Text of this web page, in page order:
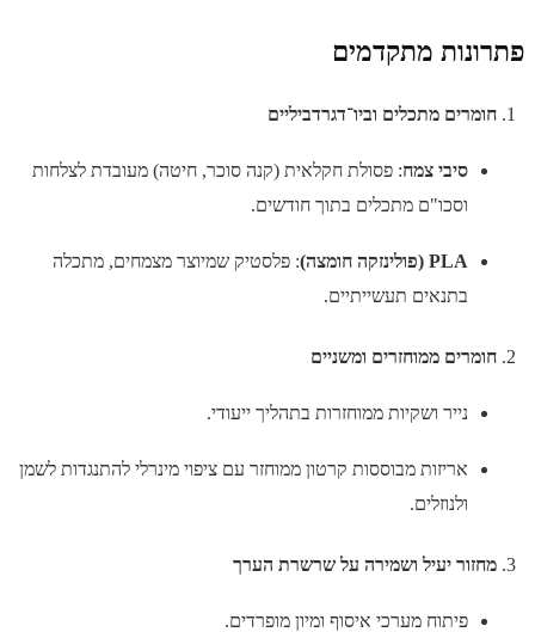
פתרונות מתקדמים
חומרים מתכלים וביו־דגרדביליים
סיבי צמח: פסולת חקלאית (קנה סוכר, חיטה) מעובדת לצלחות
וסכו"ם מתכלים בתוך חודשים.
PLA (פולינזקה חומצה)
: פלסטיק שמיוצר מצמחים, מתכלה
בתנאים תעשייתיים.
חומרים ממוחזרים ומשניים
נייר ושקיות ממוחזרות בתהליך ייעודי.
אריזות מבוססות קרטון ממוחזר עם ציפוי מינרלי להתנגדות לשמן
ולנוזלים.
מחזור יעיל ושמירה על שרשרת הערך
פיתוח מערכי איסוף ומיון מופרדים.